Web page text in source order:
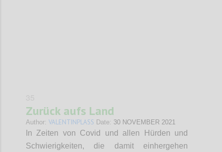
Zurück aufs Land
Author: VALENTINPLASS Date: 30 NOVEMBER 2021
In Zeiten von Covid und allen Hürden und
Schwierigkeiten, die damit einhergehen